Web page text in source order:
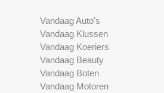
Vandaag Auto's
Vandaag Klussen
Vandaag Koeriers
Vandaag Beauty
Vandaag Boten
Vandaag Motoren